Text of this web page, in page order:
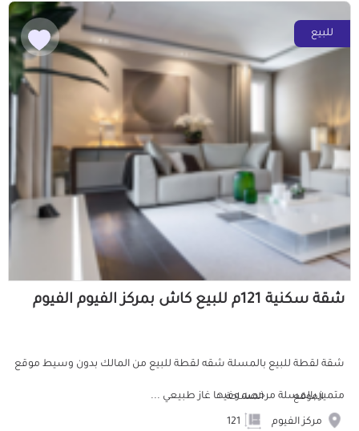
للبيع
شقة سكنية 121م للبيع كاش بمركز الفيوم الفيوم
شقة لقطة للبيع بالمسلة شقه لقطة للبيع من المالك بدون وسيط موقع
متميز بالمسلة مرخصه وفيها غاز طبيعي ...
الموقع
مركز الفيوم
المساحة